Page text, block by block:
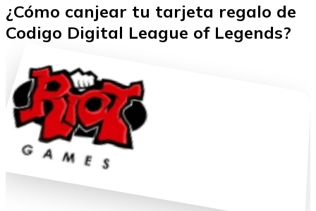
¿Cómo canjear tu tarjeta regalo de
Codigo Digital League of Legends?